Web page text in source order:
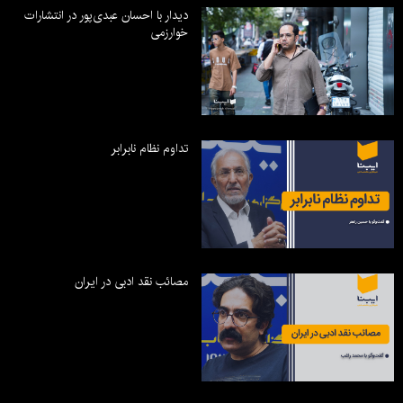
دیدار با احسان عبدی‌پور در انتشارات
خوارزمی
تداوم نظام نابرابر
مصائب نقد ادبی در ایران